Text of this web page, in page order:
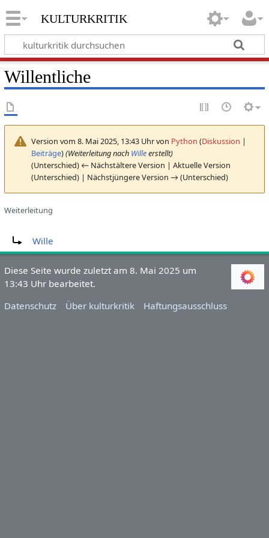
kulturkritik
Willentliche
Version vom 8. Mai 2025, 13:43 Uhr von Python (Diskussion |
Beiträge)(Weiterleitung nach Willeerstellt)
(Unterschied) ← Nächstältere Version | Aktuelle Version
(Unterschied) | Nächstjüngere Version → (Unterschied)
Weiterleitung
Wille
Diese Seite wurde zuletzt am 8. Mai 2025 um
13:43 Uhr bearbeitet.
Datenschutz
Über kulturkritik Haftungsausschluss